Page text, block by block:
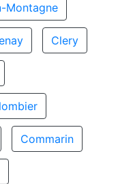
Montagne
Clery
Commarin